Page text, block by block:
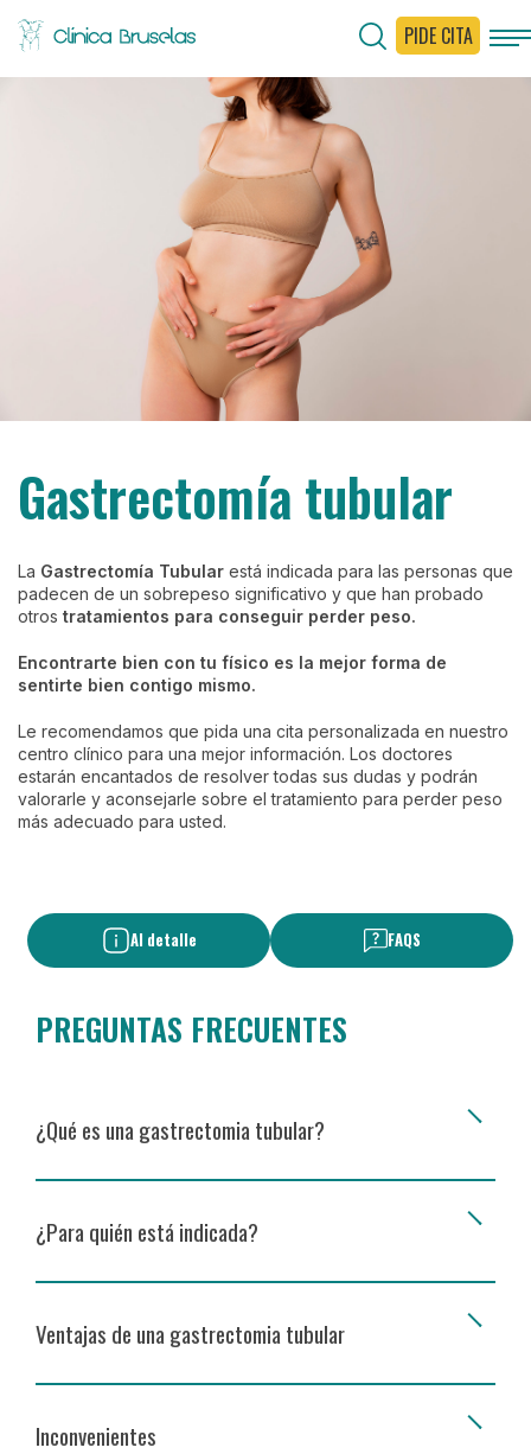
PIDE CITA
Gastrectomía tubular
La Gastrectomía Tubular está indicada para las personas que
padecen de un sobrepeso significativo y que han probado
otros tratamientos para conseguir perder peso.
Encontrarte bien con tu físico es la mejor forma de
sentirte bien contigo mismo.
Le recomendamos que pida una cita personalizada en nuestro
centro clínico para una mejor información. Los doctores
estarán encantados de resolver todas sus dudas y podrán
valorarle y aconsejarle sobre el tratamiento para perder peso
más adecuado para usted.
Al detalle FAQS
PREGUNTAS FRECUENTES
¿Qué es una gastrectomia tubular?
¿Para quién está indicada?
Ventajas de una gastrectomia tubular
Inconvenientes